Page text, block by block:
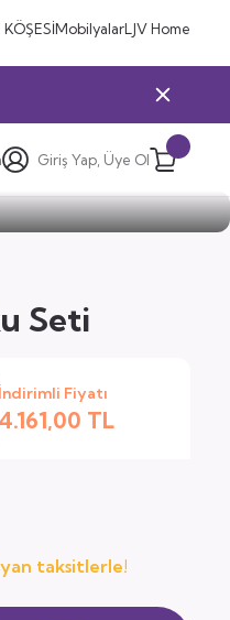
MobilyalarLJV Home
Giriş Yap, Üye Ol
Seti
İndirimli Fiyatı
4.161,00 TL
taksitlerle!